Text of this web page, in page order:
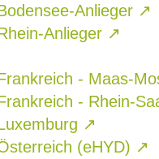
Anlieger ↗
Anlieger ↗
- Maas-
- Rhein-
↗
(eHYD) ↗